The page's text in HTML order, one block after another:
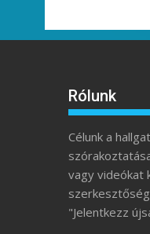
Rólunk
Célunk a
vagy videókat
"Jelentkezz